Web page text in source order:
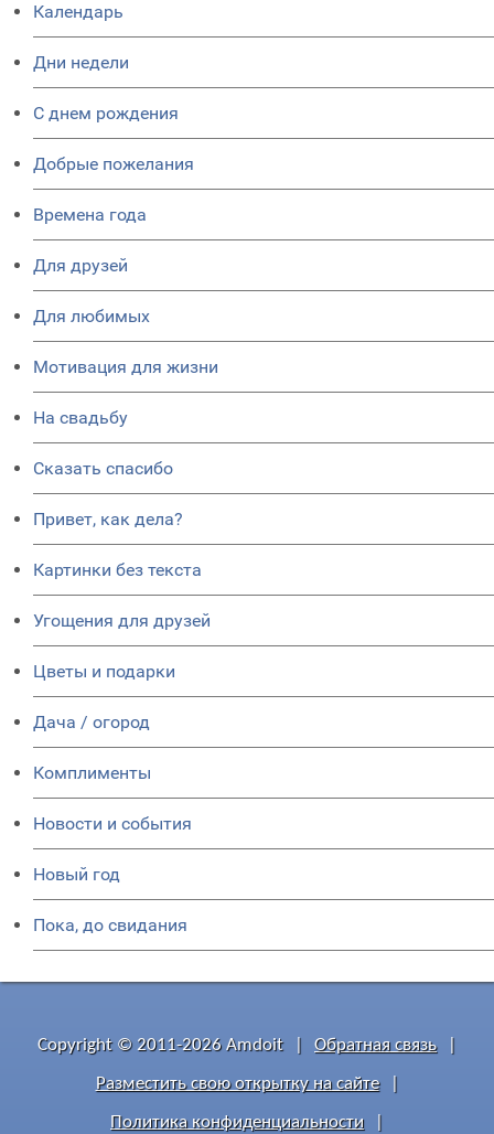
Календарь
Дни недели
C днем рождения
Добрые пожелания
Времена года
Для друзей
Для любимых
Мотивация для жизни
На свадьбу
Сказать спасибо
Привет, как дела?
Картинки без текста
Угощения для друзей
Цветы и подарки
Дача / огород
Комплименты
Новости и события
Новый год
Пока, до свидания
Copyright © 2011-2026 Amdoit Обратная связь
Разместить свою открытку на сайте
Политика конфиденциальности